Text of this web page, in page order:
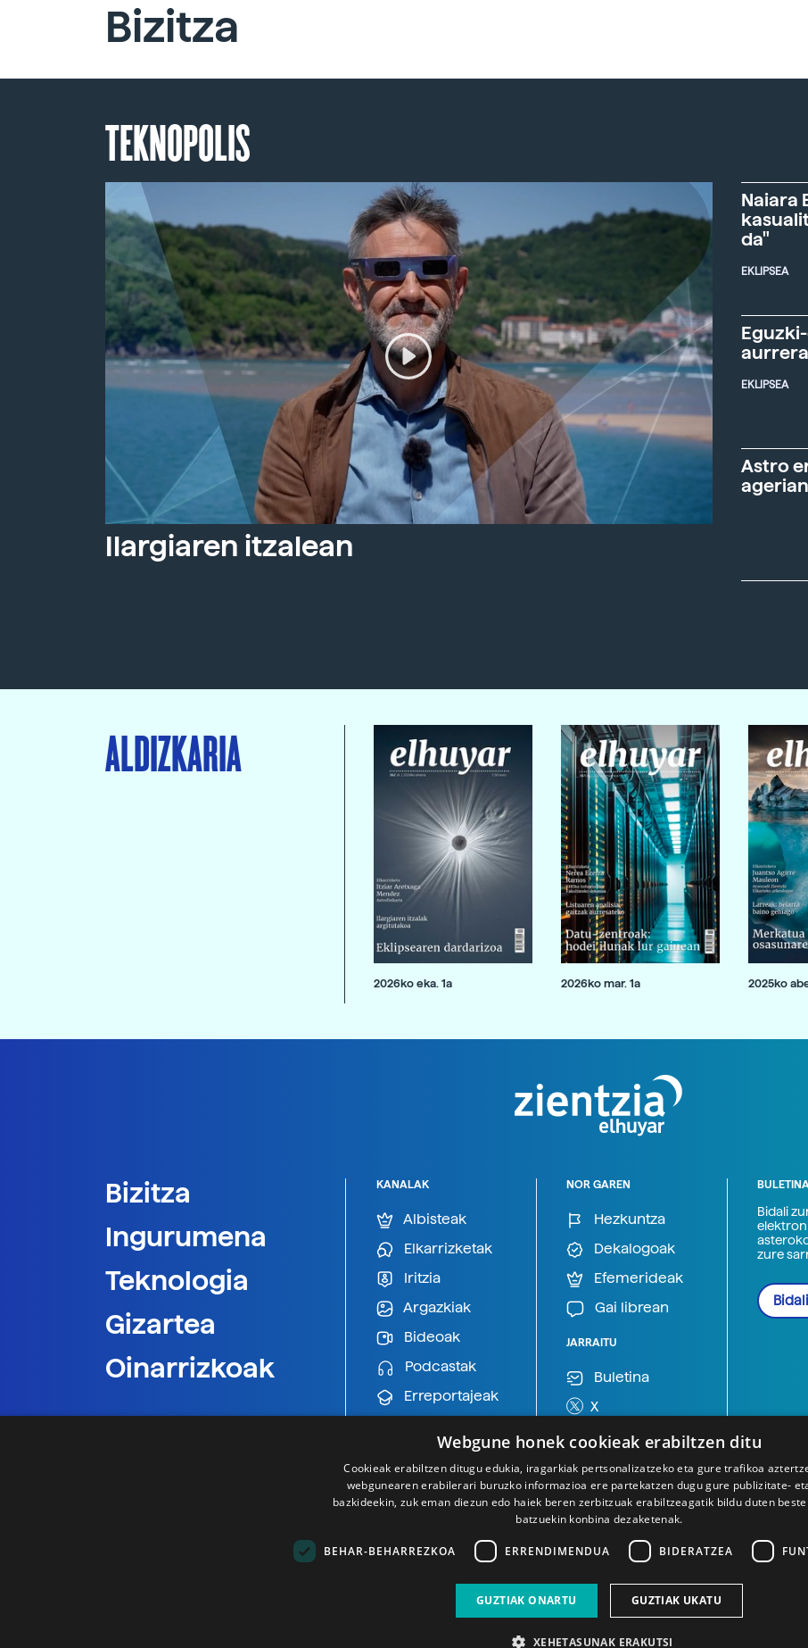
Bizitza
TEKNOPOLIS
Ilargiaren itzalean
Naiara
da"
EKLIPSEA
EKLIPSEA
Astro
agerian
ALDIZKARIA
2026ko eka. 1a 2026ko mar. 1a 2025ko
Bizitza
Ingurumena
Teknologia
Gizartea
Oinarrizkoak
KANALAK
Albisteak
Elkarrizketak
Iritzia
Argazkiak
Bideoak
Podcastak
Erreportajeak
NOR GAREN
Hezkuntza
Dekalogoak
Efemerideak
Gai librean
JARRAITU
Buletina
X
BlueSky
Mastodon
Telegram
Bidali
zure
Bidali
Webgune honek cookieak erabiltzen ditu
Cookieak erabiltzen ditugu edukia, iragarkiak pertsonalizatzeko eta gure trafikoa
webgunearen erabilerari buruzko informazioa ere partekatzen dugu gure publizitate-
bazkideekin, zuk eman diezun edo haiek beren zerbitzuak erabiltzeagatik bildu duten
batzuekin konbina dezaketenak.
BEHAR-BEHARREZKOA ERRENDIMENDUA BIDERATZEA
GUZTIAK ONARTU GUZTIAK UKATU
XEHETASUNAK ERAKUTSI